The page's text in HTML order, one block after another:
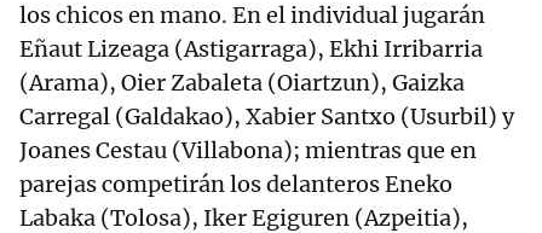
los chicos en mano. En el individual jugarán
Eñaut Lizeaga (Astigarraga), Ekhi Irribarria
(Arama), Oier Zabaleta (Oiartzun), Gaizka
Carregal (Galdakao), Xabier Santxo (Usurbil) y
Joanes Cestau (Villabona); mientras que en
parejas competirán los delanteros Eneko
Labaka (Tolosa), Iker Egiguren (Azpeitia),